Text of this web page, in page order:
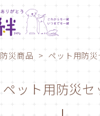
防災商品 ペット用防災
ペット用防災セ